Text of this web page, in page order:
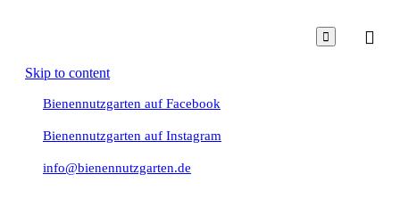

Skip to content
Bienennutzgarten auf Facebook
Bienennutzgarten auf Instagram
info@bienennutzgarten.de